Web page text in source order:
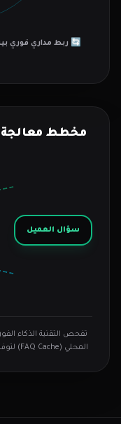
مخطط معالجة
سؤال العميل
تفحص التقنية الذكاء
المحلي (FAQ Cache) لتوفير النقاط، وعند الحاجة تستدعي المعالجة الذكية.